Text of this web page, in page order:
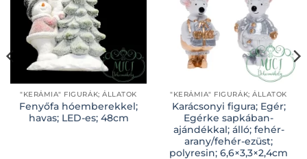
"KERÁMIA" FIGURÁK; ÁLLATOK
Fenyőfa hóemberekkel;
havas; LED-es; 48cm
"KERÁMIA" FIGURÁK; ÁLLATOK
Karácsonyi figura; Egér;
Egérke sapkában-
ajándékkal; álló; fehér-
arany/fehér-ezüst;
polyresin; 6,6×3,3×2,4cm